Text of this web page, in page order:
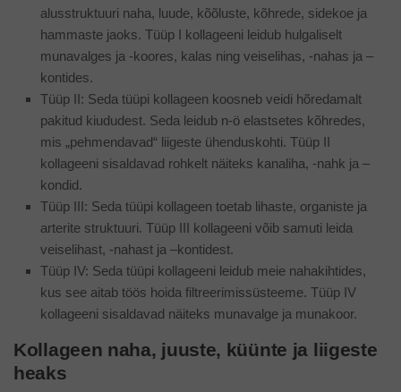
alusstruktuuri naha, luude, kõõluste, kõhrede, sidekoe ja
hammaste jaoks. Tüüp I kollageeni leidub hulgaliselt
munavalges ja -koores, kalas ning veiselihas, -nahas ja –
kontides.
Tüüp II: Seda tüüpi kollageen koosneb veidi hõredamalt
pakitud kiududest. Seda leidub n-ö elastsetes kõhredes,
mis „pehmendavad“ liigeste ühenduskohti. Tüüp II
kollageeni sisaldavad rohkelt näiteks kanaliha, -nahk ja –
kondid.
Tüüp III: Seda tüüpi kollageen toetab lihaste, organiste ja
arterite struktuuri. Tüüp III kollageeni võib samuti leida
veiselihast, -nahast ja –kontidest.
Tüüp IV: Seda tüüpi kollageeni leidub meie nahakihtides,
kus see aitab töös hoida filtreerimissüsteeme. Tüüp IV
kollageeni sisaldavad näiteks munavalge ja munakoor.
Kollageen naha, juuste, küünte ja liigeste
heaks